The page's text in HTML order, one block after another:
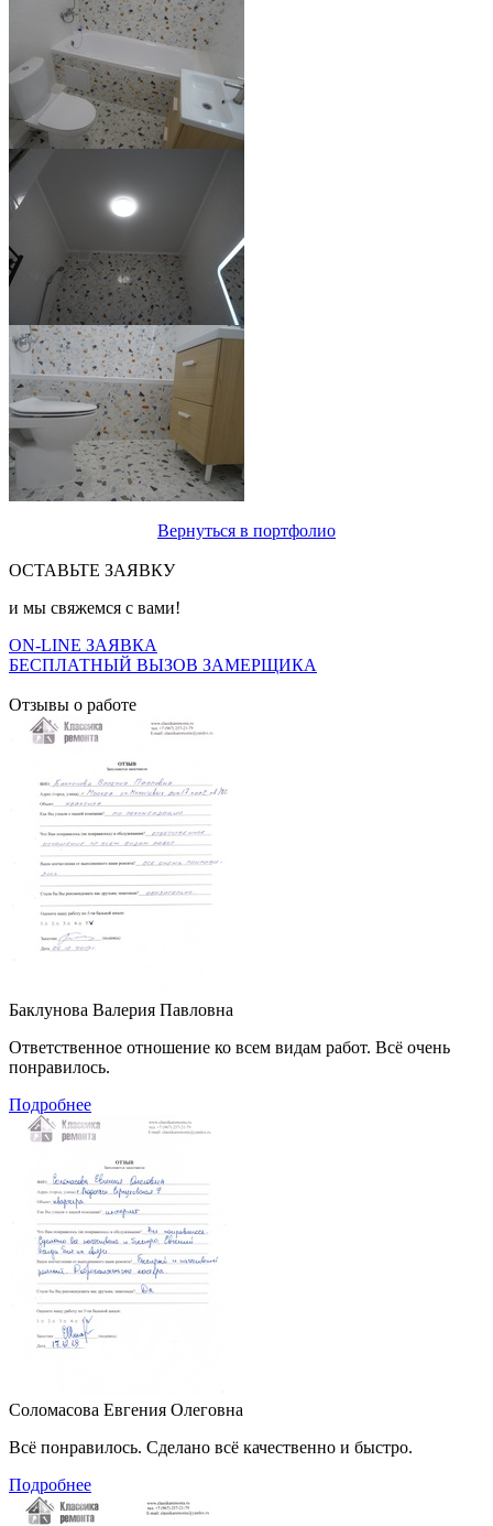
Вернуться в портфолио
ОСТАВЬТЕ ЗАЯВКУ
и мы свяжемся с вами!
ON-LINE ЗАЯВКА
БЕСПЛАТНЫЙ ВЫЗОВ ЗАМЕРЩИКА
Отзывы о работе
Баклунова Валерия Павловна
Ответственное отношение ко всем видам работ. Всё очень
понравилось.
Подробнее
Соломасова Евгения Олеговна
Всё понравилось. Сделано всё качественно и быстро.
Подробнее